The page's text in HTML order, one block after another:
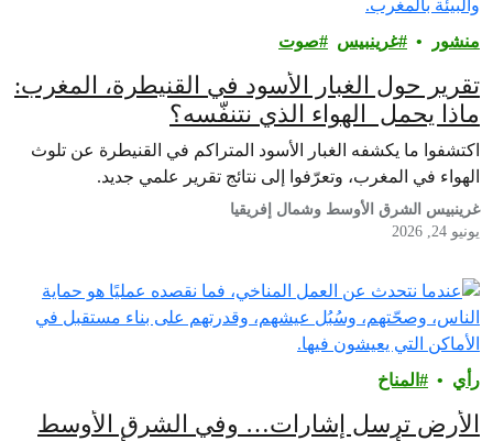
منشور غرينبيس‎ صوت
تقرير حول الغبار الأسود في القنيطرة، المغرب:
ماذا يحمل الهواء الذي نتنفّسه؟
اكتشفوا ما يكشفه الغبار الأسود المتراكم في القنيطرة عن تلوث
الهواء في المغرب، وتعرّفوا إلى نتائج تقرير علمي جديد.
غرينبيس الشرق الأوسط وشمال إفريقيا
يونيو 24, 2026
رأي‎ المناخ
الأرض ترسل إشارات… وفي الشرق الأوسط